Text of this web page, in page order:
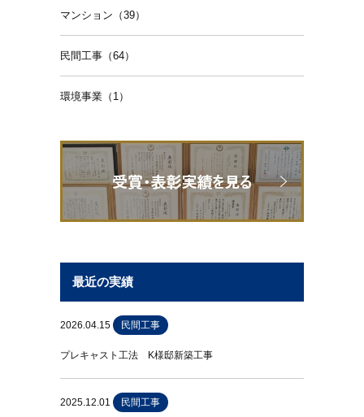
マンション（39）
民間工事（64）
環境事業（1）
最近の実績
2026.04.15 民間工事
プレキャスト工法 K様邸新築工事
2025.12.01 民間工事